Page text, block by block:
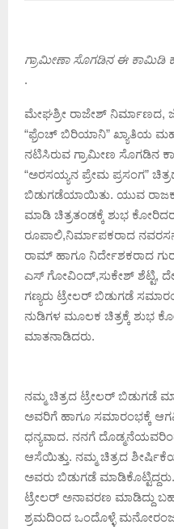
ಗ್ರಾಮೀಣಾ ಸೊಗಡಿನ ಈ ಕಾಮಿಡಿ‌
.
ಮೇಘಶ್ರೀ ರಾಜೇಶ್ ನಿರ್ಮಾಣದ,
“ಫ್ರೆಂಚ್ ಬಿರಿಯಾನಿ” ಖ್ಯಾತಿಯ
ನಟಿಸಿರುವ ಗ್ರಾಮೀಣ ಸೊಗಡಿನ
“ಅರಸಯ್ಯನ ಪ್ರೇಮ ಪ್ರಸಂಗ”
ಬಿಡುಗಡೆಯಾಯಿತು. ಯುವ
ಮಾಡಿ ಚಿತ್ರತಂಡಕ್ಕೆ ಶುಭ
ರೂಪಾಲಿ,ನಿರ್ಮಾಪಕರಾದ
ರಾಮ್ ಹಾಗೂ ನಿರ್ದೇಶಕರಾದ
ಎಸ್ ಗೋವಿಂದ್,ಸುಕೇಶ್ ಶೆಟ್ಟಿ,
ಗಣ್ಯರು ಟ್ರೇಲರ್ ಬಿಡುಗಡೆ
ನುಡಿಗಳ ಮೂಲಕ ಚಿತ್ರಕ್ಕೆ ಶುಭ
ಮಾತನಾಡಿದರು.
ನಮ್ಮ ಚಿತ್ರದ ಟ್ರೇಲರ್ ಬಿಡುಗಡೆ
ಅವರಿಗೆ ಹಾಗೂ ಸಮಾರಂಭಕ್ಕೆ
ಧನ್ಯವಾದ. ನನಗೆ
ಆಸೆಯಿತ್ತು. ನಮ್ಮ ಚಿತ್ರದ
ಅವರು ಬಿಡುಗಡೆ
ಟ್ರೇಲರ್ ಅನಾವರಣ ಮಾಡಿದ್ದು
ಶ್ರಮದಿಂದ ಒಂದೊಳ್ಳೆ